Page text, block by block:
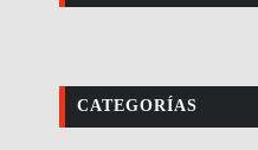
CATEGORÍAS